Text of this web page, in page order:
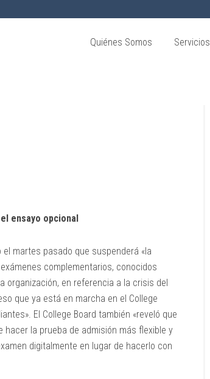
Quiénes Somos Servicios
ensayo opcional
martes pasado que suspenderá «la
complementarios, conocidos
organización, en referencia a la crisis del
que ya está en marcha en el College
El College Board también «reveló que
hacer la prueba de admisión más flexible y
digitalmente en lugar de hacerlo con